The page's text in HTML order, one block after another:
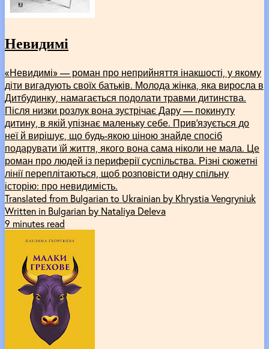
Невидимі
«Невидимі» –– роман про неприйняття інакшості, у якому
діти вигадують своїх батьків. Молода жінка, яка виросла в
Дитбудинку, намагається подолати травми дитинства.
Після низки розлук вона зустрічає Дару –– покинуту
дитину, в якій упізнає маленьку себе. Прив’язується до
неї й вирішує, що будь-якою ціною знайде спосіб
подарувати їй життя, якого вона сама ніколи не мала. Це
роман про людей із периферії суспільства. Різні сюжетні
лінії переплітаються, щоб розповісти одну спільну
історію: про невидимість.
Translated from Bulgarian to Ukrainian by Khrystia Vengryniuk
Written in Bulgarian by Nataliya Deleva
9 minutes read